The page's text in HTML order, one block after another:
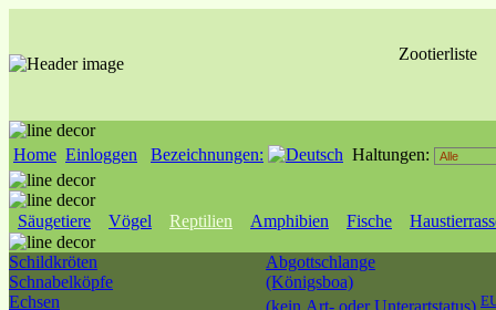
Zootierliste
Home Einloggen Bezeichnungen: Haltungen:
Säugetiere Vögel Reptilien Amphibien Fische
Schildkröten
Schnabelköpfe
Echsen
Abgottschlange
(Königsboa)